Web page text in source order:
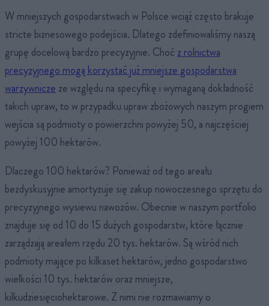
W mniejszych gospodarstwach w Polsce wciąż często brakuje
stricte biznesowego podejścia. Dlatego zdefiniowaliśmy naszą
grupę docelową bardzo precyzyjnie. Choć z rolnictwa
precyzyjnego mogą korzystać już mniejsze gospodarstwa
warzywnicze ze względu na specyfikę i wymaganą dokładność
takich upraw, to w przypadku upraw zbożowych naszym progiem
wejścia są podmioty o powierzchni powyżej 50, a najczęściej
powyżej 100 hektarów.
Dlaczego 100 hektarów? Ponieważ od tego areału
bezdyskusyjnie amortyzuje się zakup nowoczesnego sprzętu do
precyzyjnego wysiewu nawozów. Obecnie w naszym portfolio
znajduje się od 10 do 15 dużych gospodarstw, które łącznie
zarządzają areałem rzędu 20 tys. hektarów. Są wśród nich
podmioty mające po kilkaset hektarów, jedno gospodarstwo
wielkości 10 tys. hektarów oraz mniejsze,
kilkudziesięciohektarowe. Z nimi nie rozmawiamy o